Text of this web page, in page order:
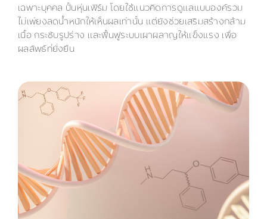
เฉพาะบุคคล ปั้นหุ่นเฟิร์ม โดยใช้แนวคิดการดูแลแบบองค์รวม
ไม่เพียงลดน้ำหนักให้เห็นผลเท่านั้น แต่ยังช่วยเสริมสร้างกล้าม
เนื้อ กระชับรูปร่าง และฟื้นฟูระบบเผาผลาญให้แข็งแรง เพื่อ
ผลลัพธ์ที่ยั่งยืน